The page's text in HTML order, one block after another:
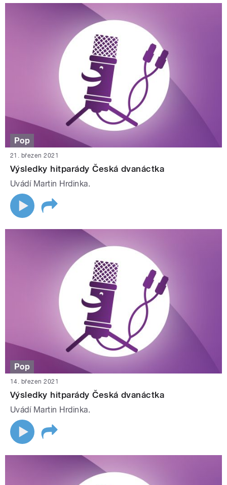
Pop
21. březen 2021
Výsledky hitparády Česká dvanáctka
Uvádí Martin Hrdinka.
Pop
14. březen 2021
Výsledky hitparády Česká dvanáctka
Uvádí Martin Hrdinka.